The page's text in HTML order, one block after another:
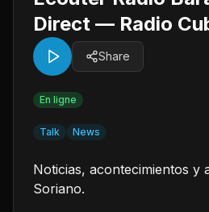
Direct — Radio
Share
En ligne
Talk News
Noticias, acontecimientos y
Soriano.